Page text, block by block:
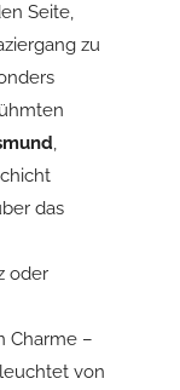
Seite,
zu
,
das
oder
Charme –
von